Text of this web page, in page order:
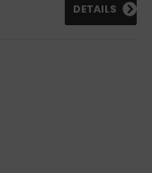
DETAILS